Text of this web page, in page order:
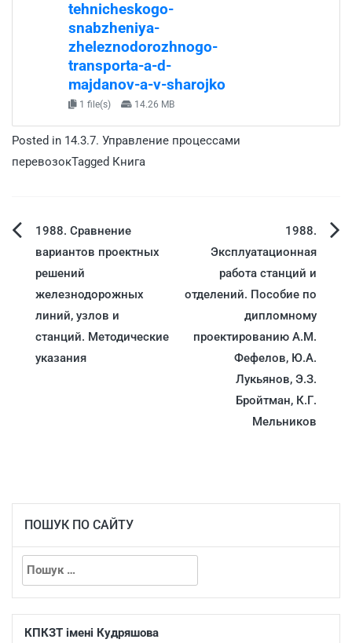
tehnicheskogo-
snabzheniya-
zheleznodorozhnogo-
transporta-a-d-
majdanov-a-v-sharojko
1 file(s) 14.26 MB
Posted in 14.3.7. Управление процессами
перевозокTagged Книга
1988. Сравнение
вариантов проектных
решений
железнодорожных
линий, узлов и
станций. Методические
указания
1988.
Эксплуатационная
работа станций и
отделений. Пособие по
дипломному
проектированию А.М.
Фефелов, Ю.А.
Лукьянов, Э.З.
Бройтман, К.Г.
Мельников
ПОШУК ПО САЙТУ
КПКЗТ імені Кудряшова